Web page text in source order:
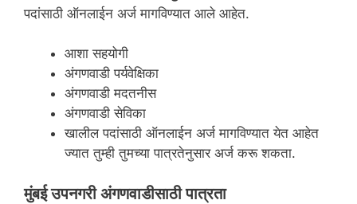
पदांसाठी ऑनलाईन अर्ज मागविण्यात आले आहेत.
आशा सहयोगी
अंगणवाडी पर्यवेक्षिका
अंगणवाडी मदतनीस
अंगणवाडी सेविका
खालील पदांसाठी ऑनलाईन अर्ज मागविण्यात येत आहेत
ज्यात तुम्ही तुमच्या पात्रतेनुसार अर्ज करू शकता.
मुंबई उपनगरीअंगणवाडीसाठी पात्रता